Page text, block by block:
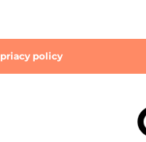
priacy policy